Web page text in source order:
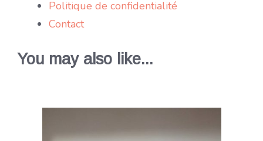
Politique de confidentialité
Contact
You may also like...